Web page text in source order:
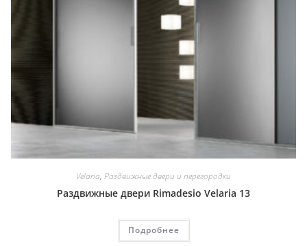
Velaria, Раздвижные двери и перегородки
Раздвижные двери Rimadesio Velaria 13
Подробнее